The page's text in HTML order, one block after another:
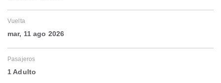
Vuelta
mar, 11 ago 2026
Pasajeros
1 Adulto